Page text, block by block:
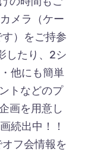
メラ（ケー
）をご持参
したり、2シ
他にも簡単
トなどのプ
画を用意し
続出中！！
フ会情報を